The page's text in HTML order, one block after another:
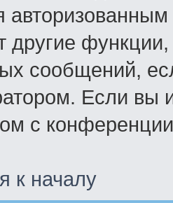
другие функции,
сообщений,
Если вы
с
к началу